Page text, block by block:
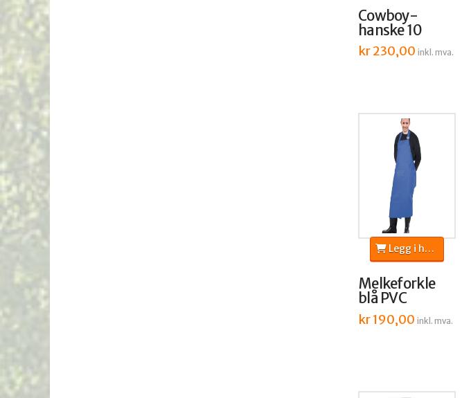
Cowboy-
hanske 10
kr230,00 inkl. mva.
Melkeforkle
blå PVC
kr190,00 inkl. mva.
Legg i handlekurv